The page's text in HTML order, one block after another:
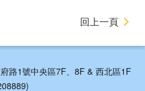
回上一頁
路1號中央區7F、8F & 西北區1F